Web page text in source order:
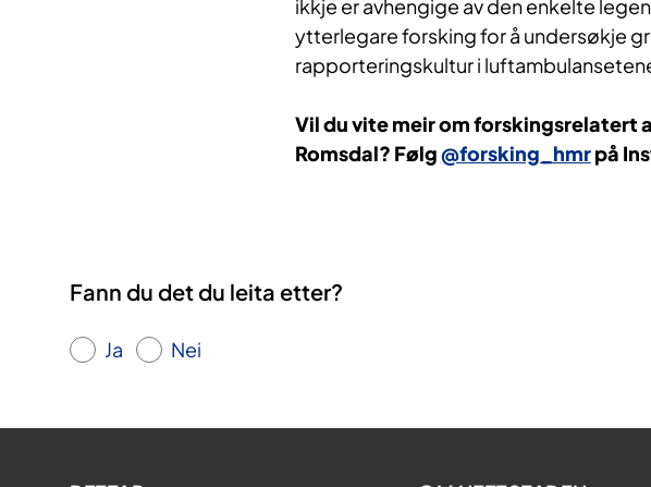
ikkje er avhengige av den enkelte
ytterlegare forsking for å undersøkje
rapporteringskultur i
Vil du vite meir om forskingsrelatert
Romsdal? Følg@forsking_hmrpå
Fann du det du leita etter?
Ja Nei